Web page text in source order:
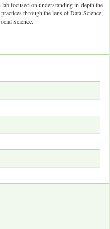
focused on understanding in-depth the
through the lens of Data Science,
Science.